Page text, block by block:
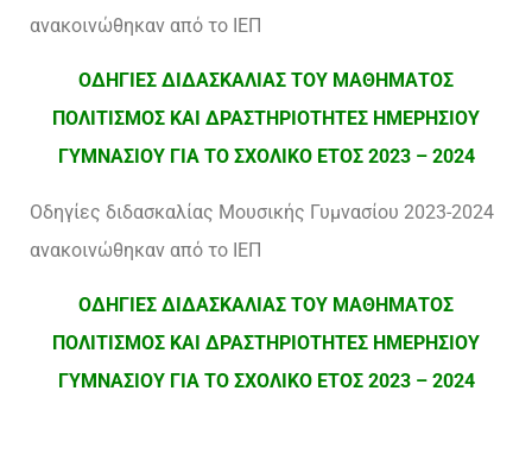
ανακοινώθηκαν από το ΙΕΠ
ΟΔΗΓΙΕΣ ΔΙΔΑΣΚΑΛΙΑΣ ΤΟΥ ΜΑΘΗΜΑΤΟΣ
ΠΟΛΙΤΙΣΜΟΣ ΚΑΙ ΔΡΑΣΤΗΡΙΟΤΗΤΕΣ ΗΜΕΡΗΣΙΟΥ
ΓΥΜΝΑΣΙΟΥ ΓΙΑ ΤΟ ΣΧΟΛΙΚΟ ΕΤΟΣ 2023 – 2024
Οδηγίες διδασκαλίας Μουσικής Γυμνασίου 2023-2024
ανακοινώθηκαν από το ΙΕΠ
ΟΔΗΓΙΕΣ ΔΙΔΑΣΚΑΛΙΑΣ ΤΟΥ ΜΑΘΗΜΑΤΟΣ
ΠΟΛΙΤΙΣΜΟΣ ΚΑΙ ΔΡΑΣΤΗΡΙΟΤΗΤΕΣ ΗΜΕΡΗΣΙΟΥ
ΓΥΜΝΑΣΙΟΥ ΓΙΑ ΤΟ ΣΧΟΛΙΚΟ ΕΤΟΣ 2023 – 2024